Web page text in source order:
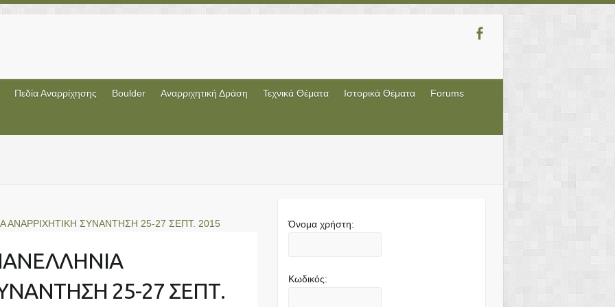
Πεδία Αναρρίχησης Boulder Αναρριχητική Δράση Τεχνικά Θέματα Ιστορικά Θέματα Forums
25-27 ΣΕΠΤ.
Όνομα χρήστη:
Κωδικός: